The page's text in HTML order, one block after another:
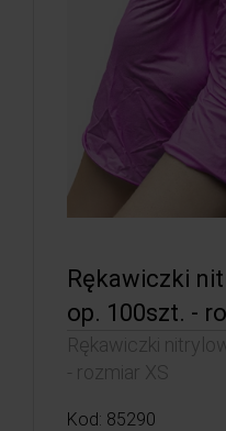
Rękawiczki
op. 100szt. -
Rękawiczki
- rozmiar XS
Kod: 85290